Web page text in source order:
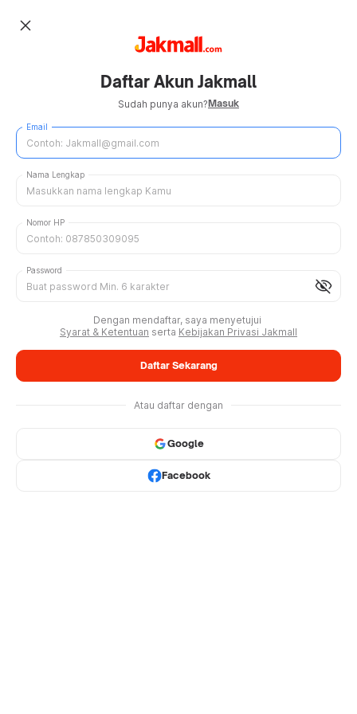
close
Daftar Akun Jakmall
Sudah punya akun?Masuk
Email
Nama Lengkap
Nomor HP
visibility_off
Password
Dengan mendaftar, saya menyetujui
Syarat & Ketentuan serta Kebijakan Privasi Jakmall
Daftar Sekarang
Atau daftar dengan
Google
Facebook